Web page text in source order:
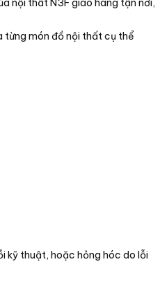
nội thất N3F giao hàng tận nơi,
từng món đồ nội thất cụ thể
kỹ thuật, hoặc hỏng hóc do lỗi